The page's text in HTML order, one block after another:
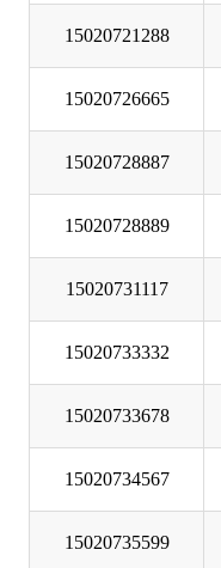
15020721288
15020726665
15020728887
15020728889
15020731117
15020733332
15020733678
15020734567
15020735599